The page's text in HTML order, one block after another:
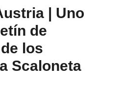
| Uno
de
los
Scaloneta